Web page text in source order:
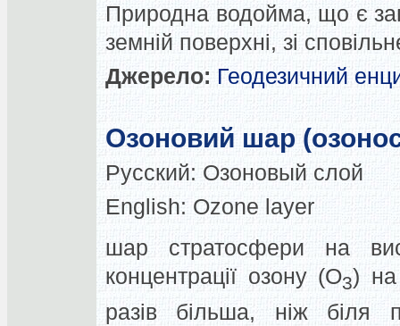
Природна водойма, що є
земній поверхні, зі
Джерело: Геодезичний
Озоновий шар
Русский: Озоновый слой
English: Ozone layer
шар стратосфери на
концентрації озону (О3) на
разів більша, ніж біля